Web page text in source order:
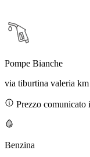
Pompe Bianche
via tiburtina valeria
Prezzo comunicato
Benzina